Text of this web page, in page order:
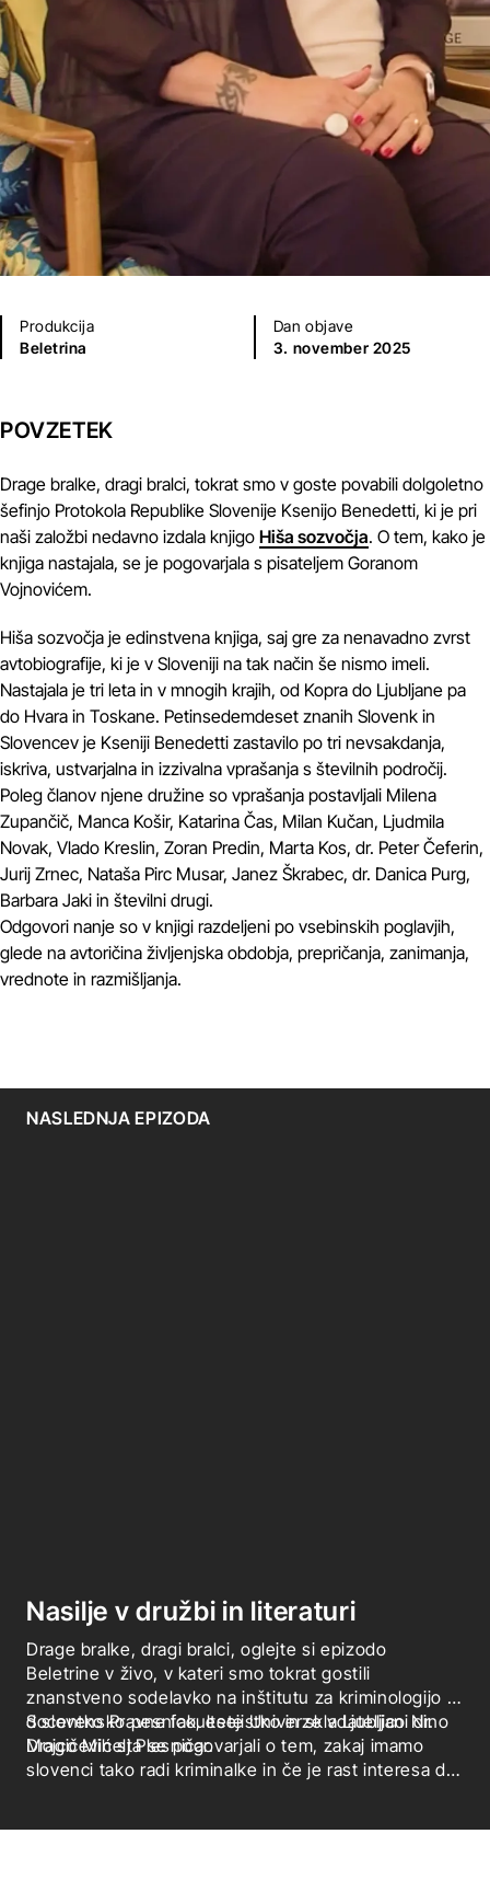
Produkcija
Beletrina
Dan objave
3. november 2025
POVZETEK
Drage bralke, dragi bralci, tokrat smo v goste povabili dolgoletno
šefinjo Protokola Republike Slovenije Ksenijo Benedetti, ki je pri
naši založbi nedavno izdala knjigo Hiša sozvočja. O tem, kako je
knjiga nastajala, se je pogovarjala s pisateljem Goranom
Vojnovićem.
Hiša sozvočja je edinstvena knjiga, saj gre za nenavadno zvrst
avtobiografije, ki je v Sloveniji na tak način še nismo imeli.
Nastajala je tri leta in v mnogih krajih, od Kopra do Ljubljane pa
do Hvara in Toskane. Petinsedemdeset znanih Slovenk in
Slovencev je Kseniji Benedetti zastavilo po tri nevsakdanja,
iskriva, ustvarjalna in izzivalna vprašanja s številnih področij.
Poleg članov njene družine so vprašanja postavljali Milena
Zupančič, Manca Košir, Katarina Čas, Milan Kučan, Ljudmila
Novak, Vlado Kreslin, Zoran Predin, Marta Kos, dr. Peter Čeferin,
Jurij Zrnec, Nataša Pirc Musar, Janez Škrabec, dr. Danica Purg,
Barbara Jaki in številni drugi.
Odgovori nanje so v knjigi razdeljeni po vsebinskih poglavjih,
glede na avtoričina življenjska obdobja, prepričanja, zanimanja,
vrednote in razmišljanja.
NASLEDNJA EPIZODA
Nasilje v družbi in literaturi
Drage bralke, dragi bralci, oglejte si epizodo
Beletrine v živo, v kateri smo tokrat gostili
znanstveno sodelavko na inštitutu za kriminologijo in
docentko Pravne fakultete Univerze v Ljubljani dr.
Mojco Mihelj Plesničar.
S slovensko pesnico, esejistko in skladateljico Nino
Dragičević sta se pogovarjali o tem, zakaj imamo
slovenci tako radi kriminalke in če je rast interesa do